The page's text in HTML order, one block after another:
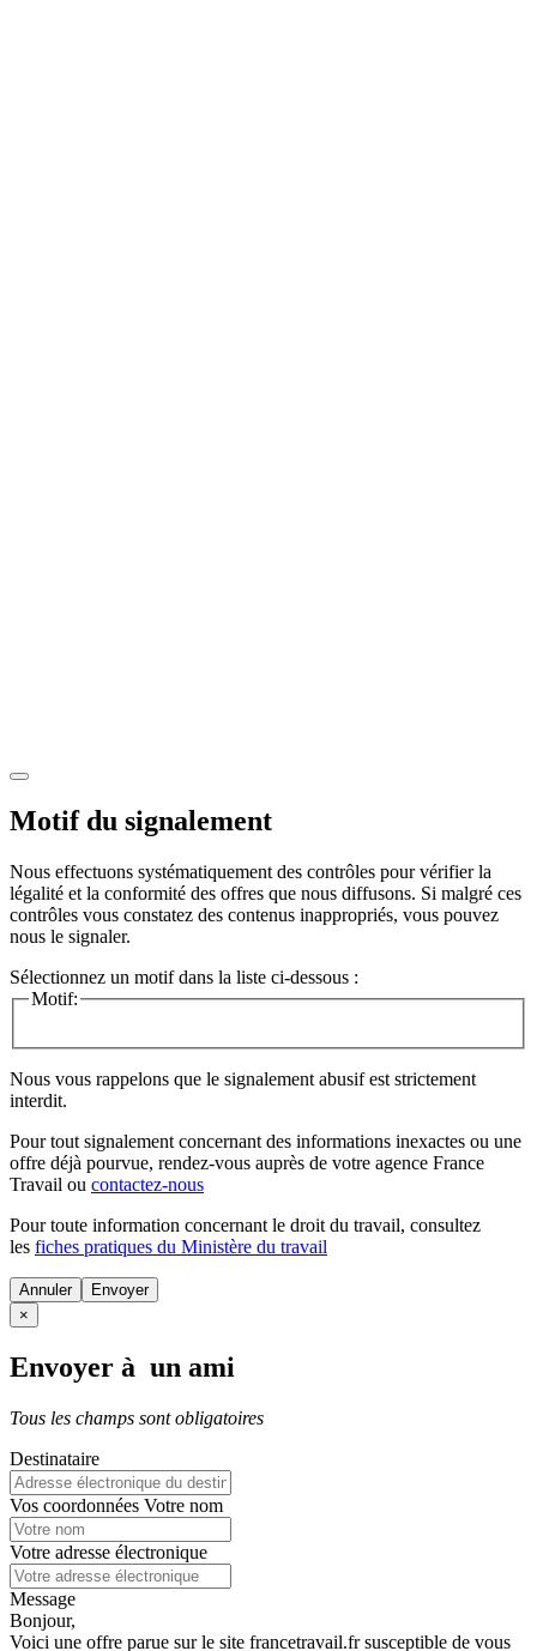
Motif du signalement
Nous effectuons systématiquement des contrôles pour vérifier la
légalité et la conformité des offres que nous diffusons. Si malgré ces
contrôles vous constatez des contenus inappropriés, vous pouvez
nous le signaler.
Sélectionnez un motif dans la liste ci-dessous :
Motif:
Nous vous rappelons que le signalement abusif est strictement
interdit.
Pour tout signalement concernant des informations inexactes ou une
offre déjà pourvue, rendez-vous auprès de votre agence France
Travail ou contactez-nous
Pour toute information concernant le droit du travail, consultez
les fiches pratiques du Ministère du travail
Annuler
×
Envoyer à un ami
Tous les champs sont obligatoires
Destinataire
Vos coordonnées Votre nom
Votre adresse électronique
Message
Bonjour,
Voici une offre parue sur le site francetravail.fr susceptible de vous